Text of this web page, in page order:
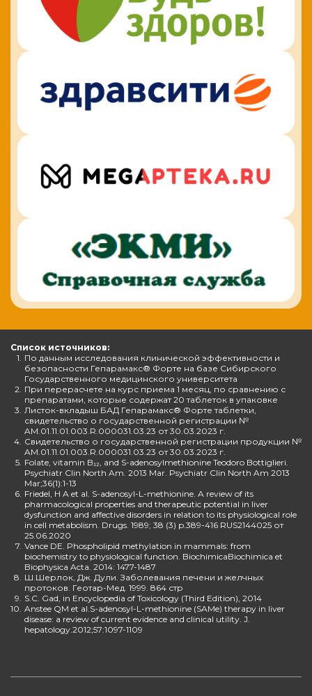
Список источников:
1. По данным исследования клинической эффективности и
безопасности Гепарамакс® Форте на базе Сибирского
Государственного медицинского университета
2. При перерасчете на курс приема 1 месяц, по сравнению с
препаратами, которые содержат 20 таблеток в упаковке
3. Листок-вкладыш БАД Гепарамакс® Форте таблетки,
свидетельство о государственной регистрации №
AM.01.11.01.003.R.000031.03.23 от 30.03.2023 г.
4. Свидетельство о государственной регистрации продукции №
AM.01.11.01.003.R.000031.03.23 от 30.03.2023 г.
5. Folate, vitamin B₁₂, and S-adenosylmethionine Teodoro Bottiglieri.
Psychiatr Clin North Am. 2013 Mar. Psychiatr Clin North Am 2013
Mar;36(1):1-13
6. Friedel, H A et al. S-adenosyl-L-methionine. A review of its
pharmacological properties and therapeutic potential in liver
dysfunction and affective disorders in relation to its physiological role
in cell metabolism. Drugs. 1989; 38 (3) p.389-416 RUS2144025 от
25.06.2020
7. Vance DE. Phospholipid methylation in mammals: from
biochemistry to physiological function. BiochimicaBiochimica et
Biophysica Acta. 2014: 1477-1487
8. Ш.Шерлок, Дж. Дули. Заболевания печени и желчных
протоков. Геотар-Мед. 1999. 864 стр
9. S.C. Gad, in Encyclopedia of Toxicology (Third Edition), 2014
10. Anstee QM et al.S-adenosyl-L-methionine (SAMe) therapy in liver
disease: a review of current evidence and clinical utility. J.
hepatology.2012;57:1097-1109